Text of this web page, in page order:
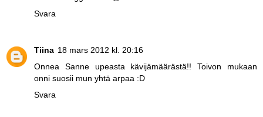
Svara
Tiina 18 mars 2012 kl. 20:16
Onnea Sanne upeasta kävijämäärästä!! Toivon mukaan
onni suosii mun yhtä arpaa :D
Svara